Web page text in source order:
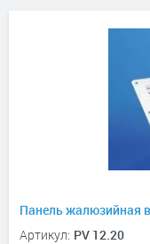
Панель жалюзийная
Артикул: PV 12.20